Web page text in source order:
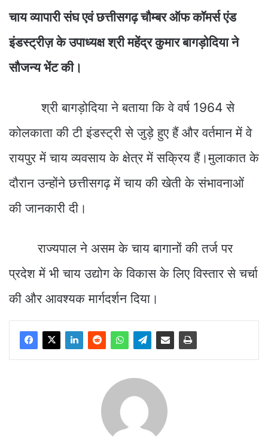
चाय व्यापारी संघ एवं छत्तीसगढ़ चौम्बर ऑफ कॉमर्स एंड
इंडस्ट्रीज़ के उपाध्यक्ष श्री महेंद्र कुमार बागड़ोदिया ने
सौजन्य भेंट की।
श्री बागड़ोदिया ने बताया कि वे वर्ष 1964 से
कोलकाता की टी इंडस्ट्री से जुड़े हुए हैं और वर्तमान में वे
रायपुर में चाय व्यवसाय के क्षेत्र में सक्रिय हैं।मुलाकात के
दौरान उन्होंने छत्तीसगढ़ में चाय की खेती के संभावनाओं
की जानकारी दी।
राज्यपाल ने असम के चाय बागानों की तर्ज पर
प्रदेश में भी चाय उद्योग के विकास के लिए विस्तार से चर्चा
की और आवश्यक मार्गदर्शन दिया।